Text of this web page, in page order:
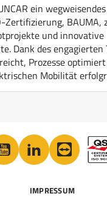
ein
Zertifizierung, BAUMA,
und innovative
Dank des engagierten
Prozesse
Mobilität
IMPRESSUM